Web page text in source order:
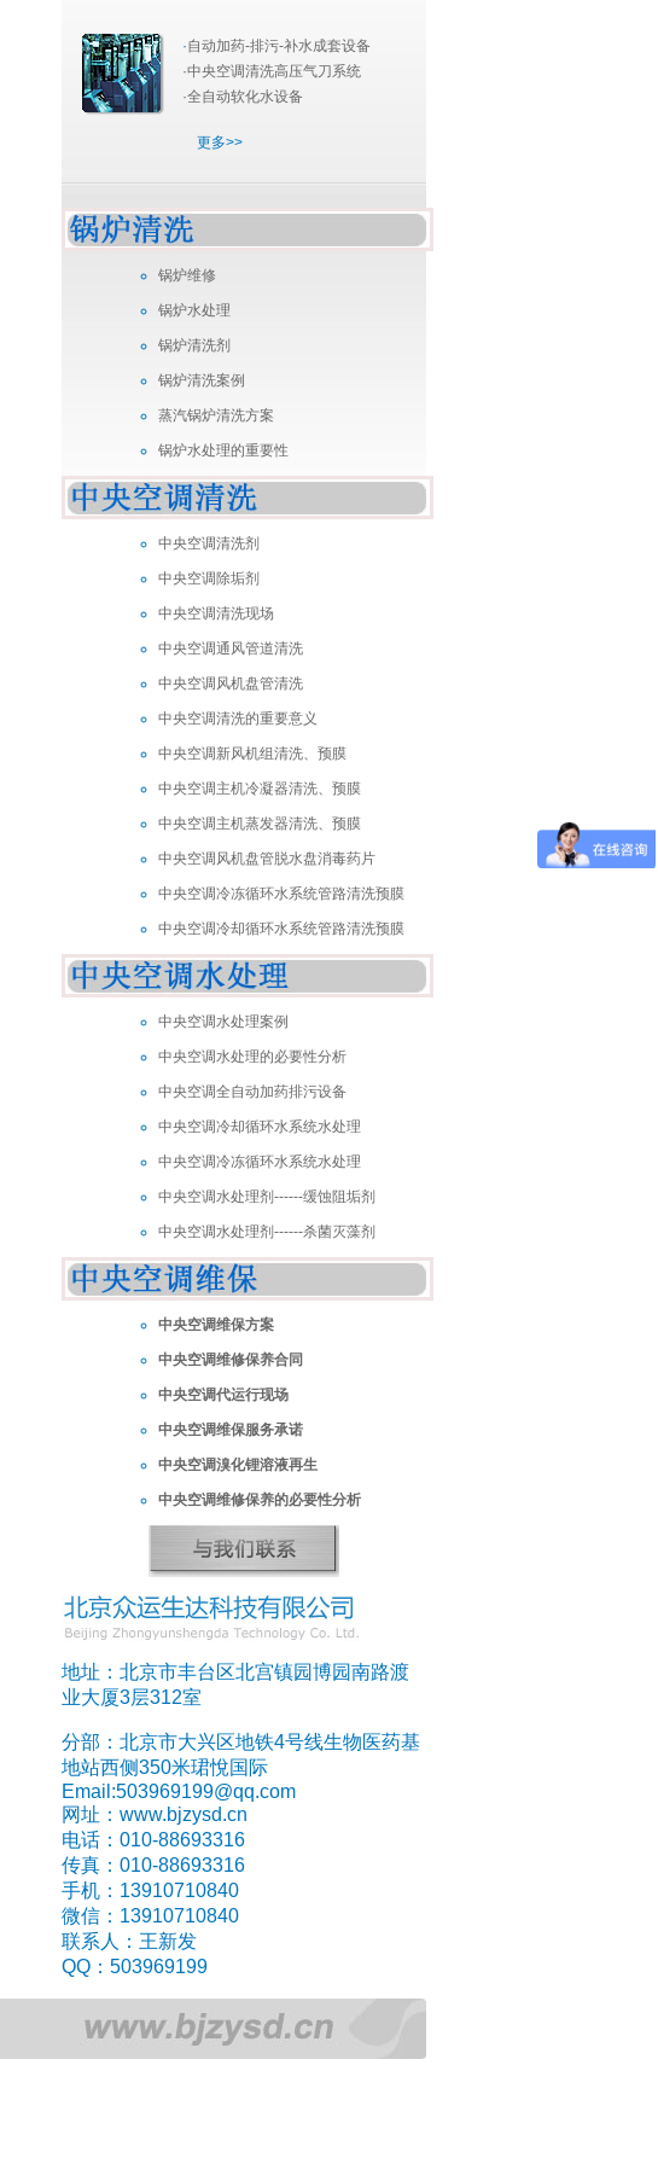
·自动加药-排污-补水成套设备
·中央空调清洗高压气刀系统
·全自动软化水设备
更多>>
锅炉维修
锅炉水处理
锅炉清洗剂
锅炉清洗案例
蒸汽锅炉清洗方案
锅炉水处理的重要性
中央空调清洗剂
中央空调除垢剂
中央空调清洗现场
中央空调通风管道清洗
中央空调风机盘管清洗
中央空调清洗的重要意义
中央空调新风机组清洗、预膜
中央空调主机冷凝器清洗、预膜
中央空调主机蒸发器清洗、预膜
中央空调风机盘管脱水盘消毒药片
中央空调冷冻循环水系统管路清洗预膜
中央空调冷却循环水系统管路清洗预膜
中央空调水处理案例
中央空调水处理的必要性分析
中央空调全自动加药排污设备
中央空调冷却循环水系统水处理
中央空调冷冻循环水系统水处理
中央空调水处理剂------缓蚀阻垢剂
中央空调水处理剂------杀菌灭藻剂
中央空调维保方案
中央空调维修保养合同
中央空调代运行现场
中央空调维保服务承诺
中央空调溴化锂溶液再生
中央空调维修保养的必要性分析
地址：北京市丰台区北宫镇园博园南路渡
业大厦3层312室
分部：北京市大兴区地铁4号线生物医药基
地站西侧350米珺悅国际
Email:503969199@qq.com
网址：www.bjzysd.cn
电话：010-88693316
传真：010-88693316
手机：13910710840
微信：13910710840
联系人：王新发
QQ：503969199